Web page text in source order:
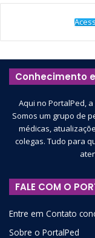
Conhecimento
Aqui no PortalPed,
Somos um grupo de
médicas,
colegas. Tudo para
FALE COM O
Entre em Contato
Sobre o PortalPed